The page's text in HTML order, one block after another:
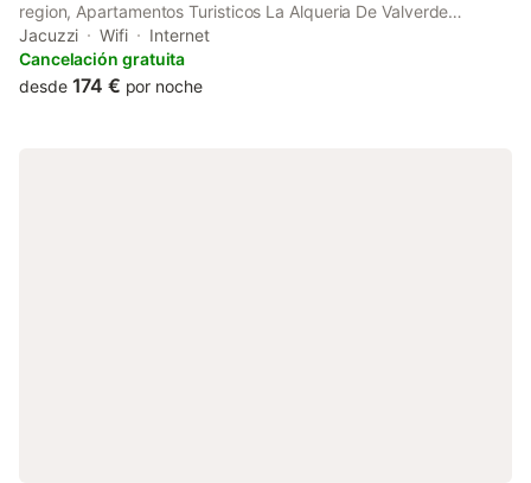
region, Apartamentos Turisticos La Alqueria De Valverde
features accommodation with access to a hot tub. The property
features mountain and quiet street views.
Jacuzzi Wifi
Internet
Cancelación gratuita
desde 174 € por noche